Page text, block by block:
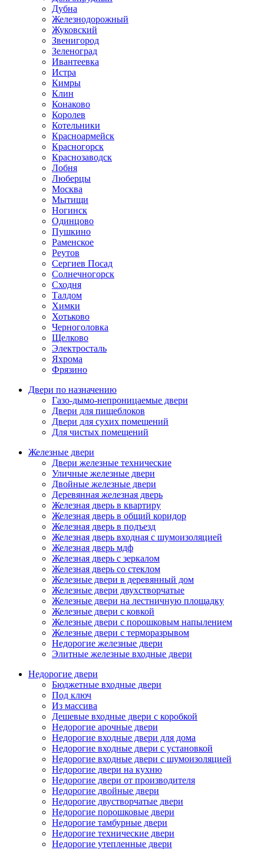
Дубна
Железнодорожный
Жуковский
Звенигород
Зеленоград
Ивантеевка
Истра
Кимры
Клин
Конаково
Королев
Котельники
Красноармейск
Красногорск
Краснозаводск
Лобня
Люберцы
Москва
Мытищи
Ногинск
Одинцово
Пушкино
Раменское
Реутов
Сергиев Посад
Солнечногорск
Сходня
Талдом
Химки
Хотьково
Черноголовка
Щелково
Электросталь
Яхрома
Фрязино
Двери по назначению
Газо-дымо-непроницаемые двери
Двери для пищеблоков
Двери для сухих помещений
Для чистых помещений
Железные двери
Двери железные технические
Уличные железные двери
Двойные железные двери
Деревянная железная дверь
Железная дверь в квартиру
Железная дверь в общий коридор
Железная дверь в подъезд
Железная дверь входная с шумоизоляцией
Железная дверь мдф
Железная дверь с зеркалом
Железная дверь со стеклом
Железные двери в деревянный дом
Железные двери двухстворчатые
Железные двери на лестничную площадку
Железные двери с ковкой
Железные двери с порошковым напылением
Железные двери с терморазрывом
Недорогие железные двери
Элитные железные входные двери
Недорогие двери
Бюджетные входные двери
Под ключ
Из массива
Дешевые входные двери с коробкой
Недорогие арочные двери
Недорогие входные двери для дома
Недорогие входные двери с установкой
Недорогие входные двери с шумоизоляцией
Недорогие двери на кухню
Недорогие двери от производителя
Недорогие двойные двери
Недорогие двустворчатые двери
Недорогие порошковые двери
Недорогие тамбурные двери
Недорогие технические двери
Недорогие утепленные двери